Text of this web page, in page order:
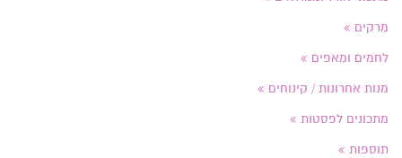
מרקים
לחמים ומאפים
מנות אחרונות / קינוחים
מתכונים לפסטות
תוספות